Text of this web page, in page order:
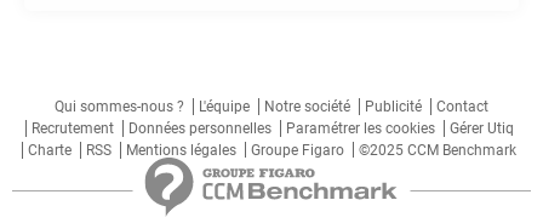
Qui sommes-nous ? L'équipe Notre société Publicité
Contact
Recrutement
Données personnelles Paramétrer les cookies
Gérer Utiq
Charte
RSS Mentions légales Groupe Figaro ©2025 CCM Benchmark